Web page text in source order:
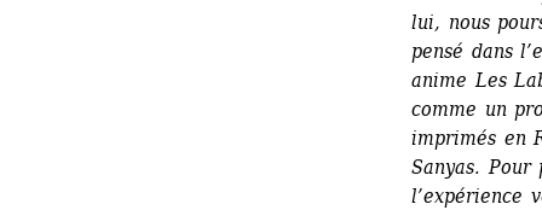
lui, nous
pensé dans
anime Les
comme un
imprimés en
Sanyas.
l’expérience